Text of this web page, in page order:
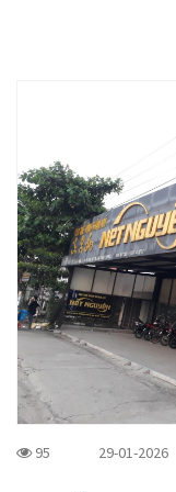
95 29-01-2026